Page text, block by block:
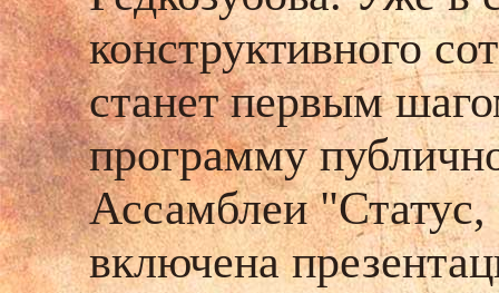
конструктивного
станет первым
программу
Ассамблеи
включена